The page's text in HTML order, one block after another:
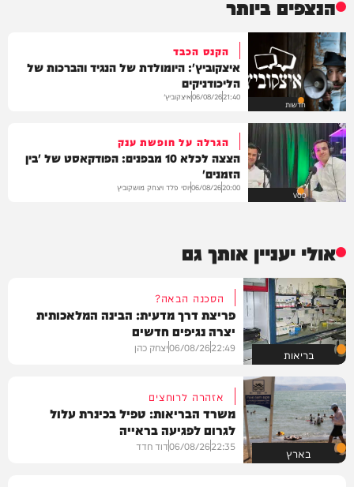
הנצפים ביותר
חדשות
הקנס הכבד
איצקוביץ': היומולדת של הנגיד והברכות של
הליכודניקים
21:40
06/08/26איצקוביץ'
VOD
הגרלה על חופשת ענק
הצצה לכלא 10 מבפנים: הפודקאסט של 'בין
הזמנים'
20:00
06/08/26יוסי פלד ויצחק מושקוביץ
אולי יעניין אותך גם
בריאות
הסכנה הבאה?
פריצת דרך מדעית: הבינה המלאכותית
יצרה נגיפים חדשים
22:49
06/08/26יצחק כהן
בארץ
אזהרה לרוחצים
משרד הבריאות: טפיל בכינרת עלול
לגרום לפגיעה בראייה
22:35
06/08/26דוד חדד